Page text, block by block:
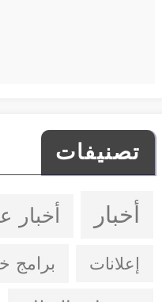
تصنيفات
أخبار أخبار
إعلانات برامج